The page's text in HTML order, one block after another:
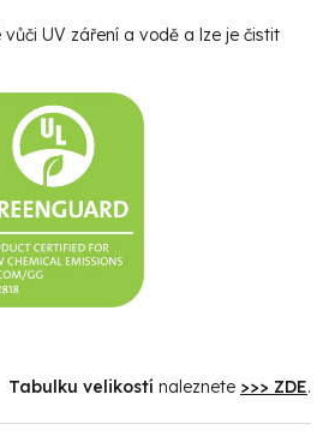
UV záření a vodě a lze je čistit
Tabulku velikostí naleznete >>> ZDE.